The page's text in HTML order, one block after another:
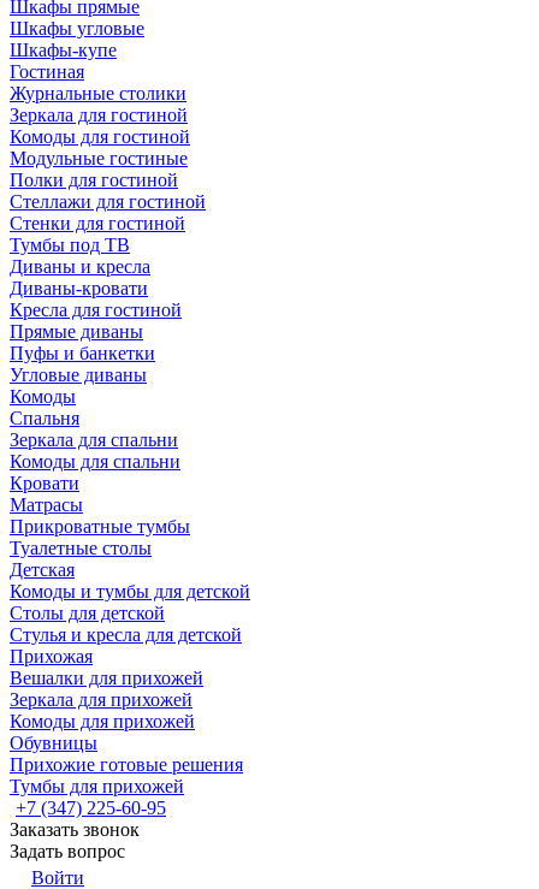
Шкафы прямые
Шкафы угловые
Шкафы-купе
Гостиная
Журнальные столики
Зеркала для гостиной
Комоды для гостиной
Модульные гостиные
Полки для гостиной
Стеллажи для гостиной
Стенки для гостиной
Тумбы под ТВ
Диваны и кресла
Диваны-кровати
Кресла для гостиной
Прямые диваны
Пуфы и банкетки
Угловые диваны
Комоды
Спальня
Зеркала для спальни
Комоды для спальни
Кровати
Матрасы
Прикроватные тумбы
Туалетные столы
Детская
Комоды и тумбы для детской
Столы для детской
Стулья и кресла для детской
Прихожая
Вешалки для прихожей
Зеркала для прихожей
Комоды для прихожей
Обувницы
Прихожие готовые решения
Тумбы для прихожей
+7 (347) 225-60-95
Заказать звонок
Задать вопрос
Войти